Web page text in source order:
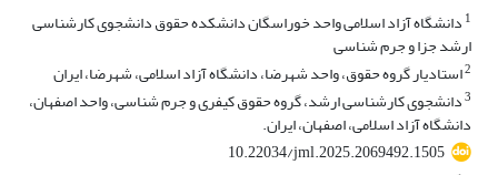
1 دانشگاه آزاد اسلامی واحد خوراسگان دانشکده حقوق دانشجوی کارشناسی
ارشد جزا و جرم شناسی
2استادیار گروه حقوق، واحد شهرضا، دانشگاه آزاد اسلامی، شهرضا، ایران
3دانشجوی کارشناسی ارشد، گروه حقوق کیفری و جرم شناسی، واحد اصفهان،
دانشگاه آزاد اسلامی، اصفهان، ایران.
10.22034/jml.2025.2069492.1505